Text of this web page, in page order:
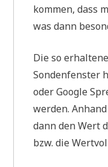
kommen, dass
was dann
Die so
Sondenfenster
oder Google
werden.
dann den Wert
bzw. die